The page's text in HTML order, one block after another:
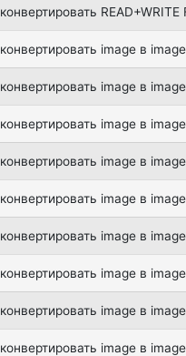
конвертировать READ+WRITE
конвертировать image в image
конвертировать image в image
конвертировать image в image
конвертировать image в image
конвертировать image в image
конвертировать image в image
конвертировать image в image
конвертировать image в image
конвертировать image в image